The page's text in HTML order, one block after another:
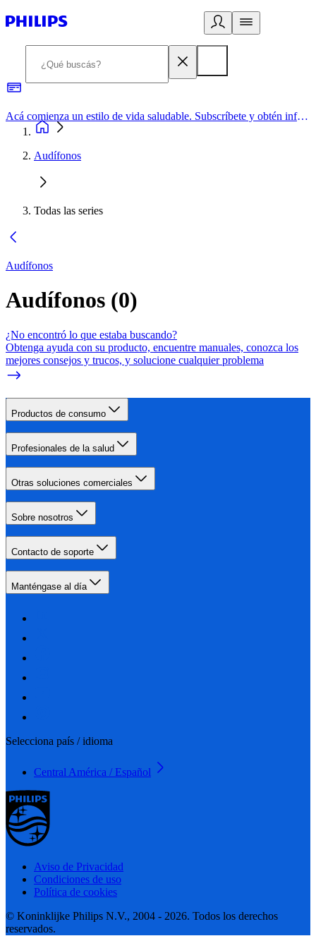
Acá comienza un estilo de vida saludable. Subscríbete y obtén información de primera mano
Audífonos
Todas las series
Audífonos
Audífonos (0)
¿No encontró lo que estaba buscando?
Obtenga ayuda con su producto, encuentre manuales, conozca los
mejores consejos y trucos, y solucione cualquier problema
Productos de consumo
Profesionales de la salud
Otras soluciones comerciales
Sobre nosotros
Contacto de soporte
Manténgase al día
Selecciona país / idioma
Central América / Español
Aviso de Privacidad
Condiciones de uso
Política de cookies
© Koninklijke Philips N.V., 2004 - 2026. Todos los derechos
reservados.